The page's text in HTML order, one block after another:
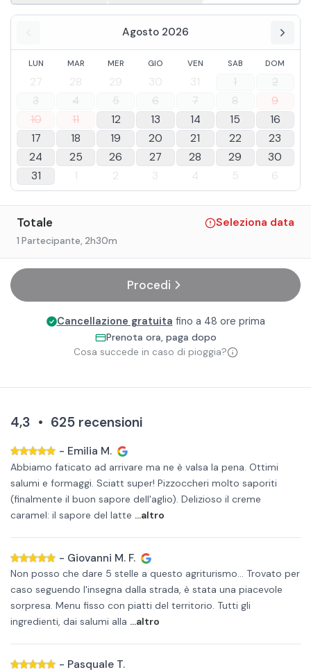
Agosto 2026
LUN MAR MER GIO VEN SAB DOM
27 28 29 30 31 1
2
3
4 5 6 7 8
9
10
11 12 13 14 15
16
17
18 19 20 21 22
23
24
25 26 27 28 29
30
31
1 2 3 4 5 6
Totale Seleziona data
1 Partecipante, 2h30m
Procedi
Cancellazione gratuita fino a 48 ore prima
Prenota ora, paga dopo
Cosa succede in caso di pioggia?
4,3 • 625 recensioni
- Emilia M.
Abbiamo faticato ad arrivare ma ne è valsa la pena. Ottimi
salumi e formaggi. Sciatt super! Pizzoccheri molto saporiti
(finalmente il buon sapore dell'aglio). Delizioso il creme
caramel: il sapore del latte ...altro
- Giovanni M. F.
Non posso che dare 5 stelle a questo agriturismo... Trovato per
caso seguendo l'insegna dalla strada, è stata una piacevole
sorpresa. Menu fisso con piatti del territorio. Tutti gli
ingredienti, dai salumi alla ...altro
- Pasquale T.